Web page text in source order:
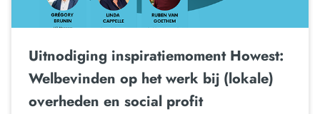
Uitnodiging inspiratiemoment Howest:
Welbevinden op het werk bij (lokale)
overheden en social profit